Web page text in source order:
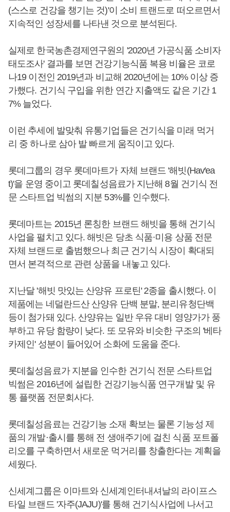
(스스로 건강을 챙기는 것)'이 소비 트랜드로 떠오르면서
지속적인 성장세를 나타낸 것으로 분석된다.
실제로 한국농촌경제연구원의 '2020년 가공식품 소비자
태도조사' 결과를 보면 건강기능식품 복용 비율은 코로
나19 이전인 2019년과 비교해 2020년에는 10% 이상 증
가했다. 건기식 구입을 위한 연간 지출액도 같은 기간 1
7% 늘었다.
이런 추세에 발맞춰 유통기업들은 건기식을 미래 먹거
리 중 하나로 삼아 발 빠르게 움직이고 있다.
롯데그룹의 경우 롯데마트가 자체 브랜드 '해빗(Hav′ea
t)'을 운영 중이고 롯데칠성음료가 지난해 8월 건기식 전
문 스타트업 빅썸의 지분 53%를 인수했다.
롯데마트는 2015년 론칭한 브랜드 해빗을 통해 건기식
사업을 펼치고 있다. 해빗은 당초 식품·미용 상품 전문
자체 브랜드로 출범했으나 최근 건기식 시장이 확대되
면서 본격적으로 관련 상품을 내놓고 있다.
지난달 '해빗 맛있는 산양유 프로틴' 2종을 출시했다. 이
제품에는 네덜란드산 산양유 단백 분말, 분리유청단백
등이 첨가돼 있다. 산양유는 일반 우유 대비 영양가가 풍
부하고 유당 함량이 낮다. 또 모유와 비슷한 구조의 '베타
카제인' 성분이 들어있어 소화에 도움을 준다.
롯데칠성음료가 지분을 인수한 건기식 전문 스타트업
빅썸은 2016년에 설립한 건강기능식품 연구개발 및 유
통 플랫폼 전문회사다.
롯데칠성음료는 건강기능 소재 확보는 물론 기능성 제
품의 개발·출시를 통해 전 생애주기에 걸친 식품 포트폴
리오를 구축하면서 새로운 먹거리를 창출한다는 계획을
세웠다.
신세계그룹은 이마트와 신세계인터내셔날의 라이프스
타일 브랜드 '자주(JAJU)'를 통해 건기식사업에 나서고